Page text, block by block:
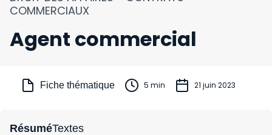
COMMERCIAUX
Agent commercial
Fiche thématique 5 min 21 juin 2023
RésuméTextes